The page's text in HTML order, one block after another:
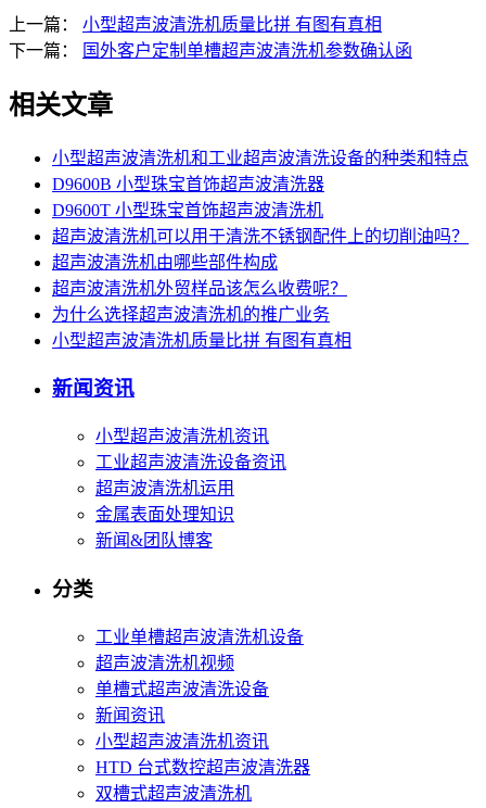
上一篇： 小型超声波清洗机质量比拼 有图有真相
下一篇：
国外客户定制单槽超声波清洗机参数确认函
相关文章
小型超声波清洗机和工业超声波清洗设备的种类和特点
D9600B 小型珠宝首饰超声波清洗器
D9600T 小型珠宝首饰超声波清洗机
超声波清洗机可以用于清洗不锈钢配件上的切削油吗？
超声波清洗机由哪些部件构成
超声波清洗机外贸样品该怎么收费呢？
为什么选择超声波清洗机的推广业务
小型超声波清洗机质量比拼 有图有真相
新闻资讯
小型超声波清洗机资讯
工业超声波清洗设备资讯
超声波清洗机运用
金属表面处理知识
新闻&团队博客
分类
工业单槽超声波清洗机设备
超声波清洗机视频
单槽式超声波清洗设备
新闻资讯
小型超声波清洗机资讯
HTD 台式数控超声波清洗器
双槽式超声波清洗机